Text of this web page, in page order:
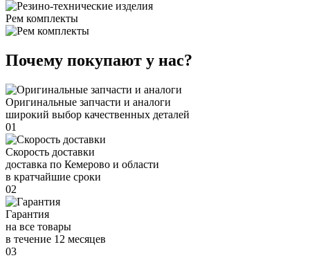
Рем комплекты
Почему покупают у нас?
Оригинальные запчасти и аналоги
широкий выбор качественных деталей
01
Скорость доставки
доставка по Кемерово и области
в кратчайшие сроки
02
Гарантия
на все товары
в течение 12 месяцев
03